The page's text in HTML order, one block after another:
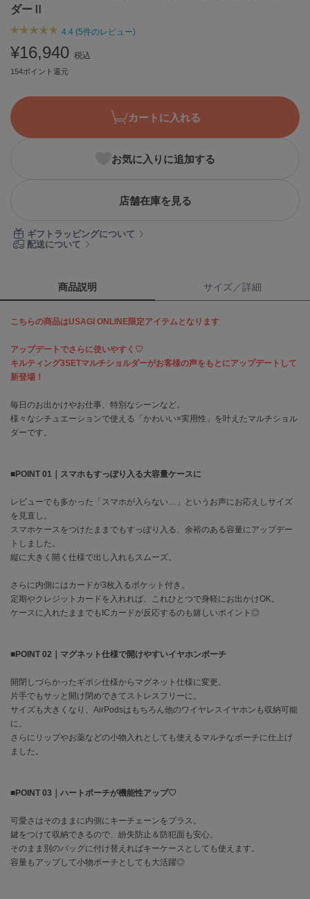
Ballelite
バレリット
バンドリヤー
Barbour
バブアー
Calvin Klein
カルバン・クライン
セロン
Clarks Premium
クラークス
COLE HAAN
コール ハーン
コンバース
DANSKIN
EIMY ISTOIRE
エイミー イストワール
エミ アトリエ
emmi yoga
エミヨガ
ETRÉ TOKYO
エトレトウキョウ
ey
アイ
FILA
フィラ
ダーⅡ
4.4 (5件のレビュー)
¥16,940 税込
154ポイント還元
カートに入れる
お気に入りに追加する
店舗在庫を見る
ギフトラッピングについて
配送について
商品説明 サイズ／詳細
こちらの商品はUSAGI ONLINE限定アイテムとなります
アップデートでさらに使いやすく♡
キルティング3SETマルチショルダーがお客様の声をもとにアップデートして
新登場！
毎日のお出かけやお仕事、特別なシーンなど。
様々なシチュエーションで使える「かわいい×実用性」を叶えたマルチショル
ダーです。
■POINT 01｜スマホもすっぽり入る大容量ケースに
レビューでも多かった「スマホが入らない…」というお声にお応えしサイズ
を見直し。
スマホケースをつけたままでもすっぽり入る、余裕のある容量にアップデー
トしました。
縦に大きく開く仕様で出し入れもスムーズ。
さらに内側にはカードが3枚入るポケット付き。
定期やクレジットカードを入れれば、これひとつで身軽にお出かけOK。
ケースに入れたままでもICカードが反応するのも嬉しいポイント◎
■POINT 02｜マグネット仕様で開けやすいイヤホンポーチ
開閉しづらかったギボシ仕様からマグネット仕様に変更。
片手でもサッと開け閉めできてストレスフリーに。
サイズも大きくなり、AirPodsはもちろん他のワイヤレスイヤホンも収納可能
に。
さらにリップやお薬などの小物入れとしても使えるマルチなポーチに仕上げ
ました。
■POINT 03｜ハートポーチが機能性アップ♡
可愛さはそのままに内側にキーチェーンをプラス。
鍵をつけて収納できるので、紛失防止＆防犯面も安心。
そのまま別のバッグに付け替えればキーケースとしても使えます。
容量もアップして小物ポーチとしても大活躍◎